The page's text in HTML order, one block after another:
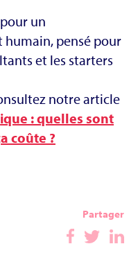
un
pensé pour
et les starters
notre article
: quelles sont
coûte ?
Partager